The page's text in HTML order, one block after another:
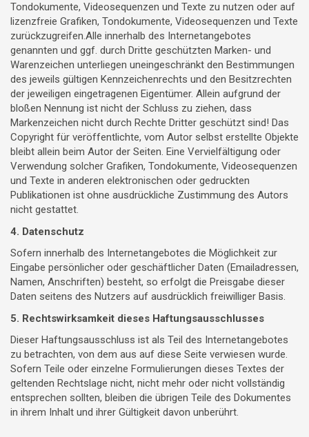
Tondokumente, Videosequenzen und Texte zu nutzen oder auf
lizenzfreie Grafiken, Tondokumente, Videosequenzen und Texte
zurückzugreifen.Alle innerhalb des Internetangebotes
genannten und ggf. durch Dritte geschützten Marken- und
Warenzeichen unterliegen uneingeschränkt den Bestimmungen
des jeweils gültigen Kennzeichenrechts und den Besitzrechten
der jeweiligen eingetragenen Eigentümer. Allein aufgrund der
bloßen Nennung ist nicht der Schluss zu ziehen, dass
Markenzeichen nicht durch Rechte Dritter geschützt sind! Das
Copyright für veröffentlichte, vom Autor selbst erstellte Objekte
bleibt allein beim Autor der Seiten. Eine Vervielfältigung oder
Verwendung solcher Grafiken, Tondokumente, Videosequenzen
und Texte in anderen elektronischen oder gedruckten
Publikationen ist ohne ausdrückliche Zustimmung des Autors
nicht gestattet.
4. Datenschutz
Sofern innerhalb des Internetangebotes die Möglichkeit zur
Eingabe persönlicher oder geschäftlicher Daten (Emailadressen,
Namen, Anschriften) besteht, so erfolgt die Preisgabe dieser
Daten seitens des Nutzers auf ausdrücklich freiwilliger Basis.
5. Rechtswirksamkeit dieses Haftungsausschlusses
Dieser Haftungsausschluss ist als Teil des Internetangebotes
zu betrachten, von dem aus auf diese Seite verwiesen wurde.
Sofern Teile oder einzelne Formulierungen dieses Textes der
geltenden Rechtslage nicht, nicht mehr oder nicht vollständig
entsprechen sollten, bleiben die übrigen Teile des Dokumentes
in ihrem Inhalt und ihrer Gültigkeit davon unberührt.